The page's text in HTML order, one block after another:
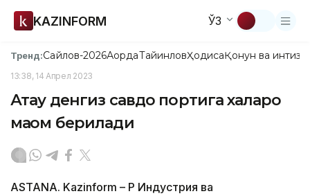
KAZINFORM ЎЗ
Тренд:Сайлов-2026АқордаТайинловҲодисаҚонун ва
13:38, 14 Апрел 2023
Ақтау денгиз савдо портига халқаро
мақом берилади
ASTANA. Kazinform – ҚР Индустрия ва